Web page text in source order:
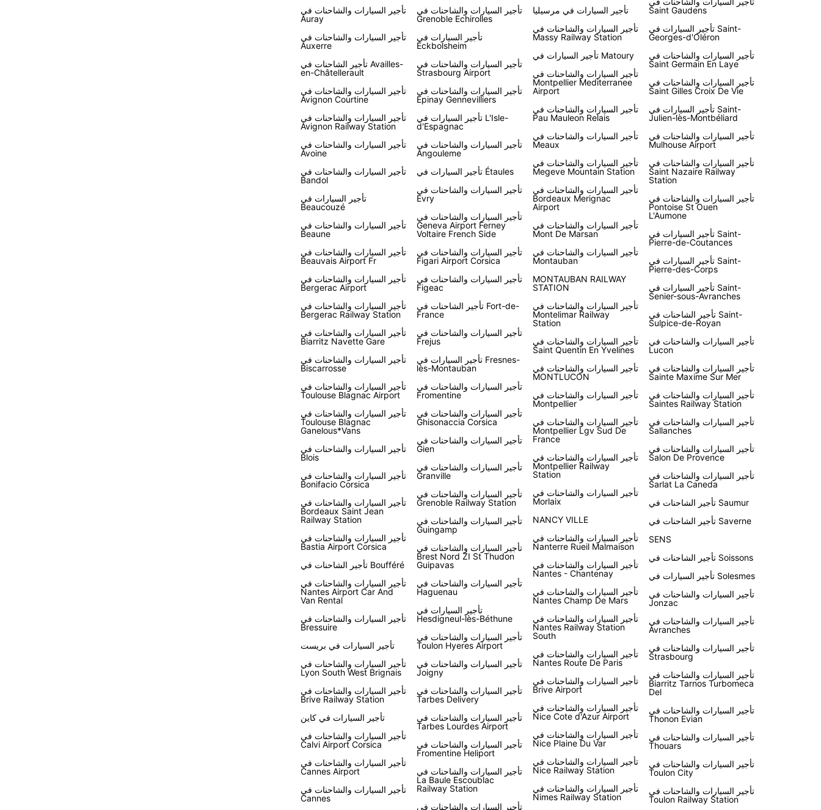
تأجير السيارات والشاحنات في
Auray
تأجير السيارات والشاحنات في
Auxerre
تأجير الشاحنات في Availles-
en-Châtellerault
تأجير السيارات والشاحنات في
Avignon Courtine
تأجير السيارات والشاحنات في
Avignon Railway Station
تأجير السيارات والشاحنات في
Avoine
تأجير السيارات والشاحنات في
Bandol
تأجير السيارات في
Beaucouzé
تأجير السيارات والشاحنات في
Beaune
تأجير السيارات والشاحنات في
Beauvais Airport Fr
تأجير السيارات والشاحنات في
Bergerac Airport
تأجير السيارات والشاحنات في
Bergerac Railway Station
تأجير السيارات والشاحنات في
Biarritz Navette Gare
تأجير السيارات والشاحنات في
Biscarrosse
تأجير السيارات والشاحنات في
Toulouse Blagnac Airport
تأجير السيارات والشاحنات في
Toulouse Blagnac
Ganelous*Vans
تأجير السيارات والشاحنات في
Blois
تأجير السيارات والشاحنات في
Bonifacio Corsica
تأجير السيارات والشاحنات في
Bordeaux Saint Jean
Railway Station
تأجير السيارات والشاحنات في
Bastia Airport Corsica
تأجير الشاحنات في Boufféré
تأجير السيارات والشاحنات في
Nantes Airport Car And
Van Rental
تأجير السيارات والشاحنات في
Bressuire
تأجير السيارات في بريست
تأجير السيارات والشاحنات في
Lyon South West Brignais
تأجير السيارات والشاحنات في
Brive Railway Station
تأجير السيارات في كاين
تأجير السيارات والشاحنات في
Calvi Airport Corsica
تأجير السيارات والشاحنات في
Cannes Airport
تأجير السيارات والشاحنات في
Cannes
تأجير السيارات والشاحنات في
Grenoble Echirolles
تأجير السيارات في
Eckbolsheim
تأجير السيارات والشاحنات في
Strasbourg Airport
تأجير السيارات والشاحنات في
Epinay Gennevilliers
تأجير السيارات في L'Isle-
d'Espagnac
تأجير السيارات والشاحنات في
Angouleme
تأجير السيارات في Étaules
تأجير السيارات والشاحنات في
Evry
تأجير السيارات والشاحنات في
Geneva Airport Ferney
Voltaire French Side
تأجير السيارات والشاحنات في
Figari Airport Corsica
تأجير السيارات والشاحنات في
Figeac
تأجير الشاحنات في Fort-de-
France
تأجير السيارات والشاحنات في
Frejus
تأجير السيارات في Fresnes-
lès-Montauban
تأجير السيارات والشاحنات في
Fromentine
تأجير السيارات والشاحنات في
Ghisonaccia Corsica
تأجير السيارات والشاحنات في
Gien
تأجير السيارات والشاحنات في
Granville
تأجير السيارات والشاحنات في
Grenoble Railway Station
تأجير السيارات والشاحنات في
Guingamp
تأجير السيارات والشاحنات في
Brest Nord ZI St Thudon
Guipavas
تأجير السيارات والشاحنات في
Haguenau
تأجير السيارات في
Hesdigneul-lès-Béthune
تأجير السيارات والشاحنات في
Toulon Hyeres Airport
تأجير السيارات والشاحنات في
Joigny
تأجير السيارات والشاحنات في
Tarbes Delivery
تأجير السيارات والشاحنات في
Tarbes Lourdes Airport
تأجير السيارات والشاحنات في
Fromentine Heliport
تأجير السيارات والشاحنات في
La Baule Escoublac
Railway Station
تأجير السيارات والشاحنات في
تأجير السيارات في مرسيليا
تأجير السيارات والشاحنات في
Massy Railway Station
تأجير السيارات في Matoury
تأجير السيارات والشاحنات في
Montpellier Mediterranee
Airport
تأجير السيارات والشاحنات في
Pau Mauleon Relais
تأجير السيارات والشاحنات في
Meaux
تأجير السيارات والشاحنات في
Megeve Mountain Station
تأجير السيارات والشاحنات في
Bordeaux Merignac
Airport
تأجير السيارات والشاحنات في
Mont De Marsan
تأجير السيارات والشاحنات في
Montauban
MONTAUBAN RAILWAY
STATION
تأجير السيارات والشاحنات في
Montelimar Railway
Station
تأجير السيارات والشاحنات في
Saint Quentin En Yvelines
تأجير السيارات والشاحنات في
MONTLUCON
تأجير السيارات والشاحنات في
Montpellier
تأجير السيارات والشاحنات في
Montpellier Lgv Sud De
France
تأجير السيارات والشاحنات في
Montpellier Railway
Station
تأجير السيارات والشاحنات في
Morlaix
NANCY VILLE
تأجير السيارات والشاحنات في
Nanterre Rueil Malmaison
تأجير السيارات والشاحنات في
Nantes - Chantenay
تأجير السيارات والشاحنات في
Nantes Champ De Mars
تأجير السيارات والشاحنات في
Nantes Railway Station
South
تأجير السيارات والشاحنات في
Nantes Route De Paris
تأجير السيارات والشاحنات في
Brive Airport
تأجير السيارات والشاحنات في
Nice Cote d'Azur Airport
تأجير السيارات والشاحنات في
Nice Plaine Du Var
تأجير السيارات والشاحنات في
Nice Railway Station
تأجير السيارات والشاحنات في
Nimes Railway Station
Saint Gaudens
تأجير السيارات في Saint-
Georges-d'Oléron
تأجير السيارات والشاحنات في
Saint Germain En Laye
تأجير السيارات والشاحنات في
Saint Gilles Croix De Vie
تأجير السيارات في Saint-
Julien-lès-Montbéliard
تأجير السيارات والشاحنات في
Mulhouse Airport
تأجير السيارات والشاحنات في
Saint Nazaire Railway
Station
تأجير السيارات والشاحنات في
Pontoise St Ouen
L'Aumone
تأجير السيارات في Saint-
Pierre-de-Coutances
تأجير السيارات في Saint-
Pierre-des-Corps
تأجير السيارات في Saint-
Senier-sous-Avranches
تأجير الشاحنات في Saint-
Sulpice-de-Royan
تأجير السيارات والشاحنات في
Lucon
تأجير السيارات والشاحنات في
Sainte Maxime Sur Mer
تأجير السيارات والشاحنات في
Saintes Railway Station
تأجير السيارات والشاحنات في
Sallanches
تأجير السيارات والشاحنات في
Salon De Provence
تأجير السيارات والشاحنات في
Sarlat La Caneda
تأجير الشاحنات في Saumur
تأجير الشاحنات في Saverne
SENS
تأجير الشاحنات في Soissons
تأجير السيارات في Solesmes
تأجير السيارات والشاحنات في
Jonzac
تأجير السيارات والشاحنات في
Avranches
تأجير السيارات والشاحنات في
Strasbourg
تأجير السيارات والشاحنات في
Biarritz Tarnos Turbomeca
Del
تأجير السيارات والشاحنات في
Thonon Evian
تأجير السيارات والشاحنات في
Thouars
تأجير السيارات والشاحنات في
Toulon City
تأجير السيارات والشاحنات في
Toulon Railway Station